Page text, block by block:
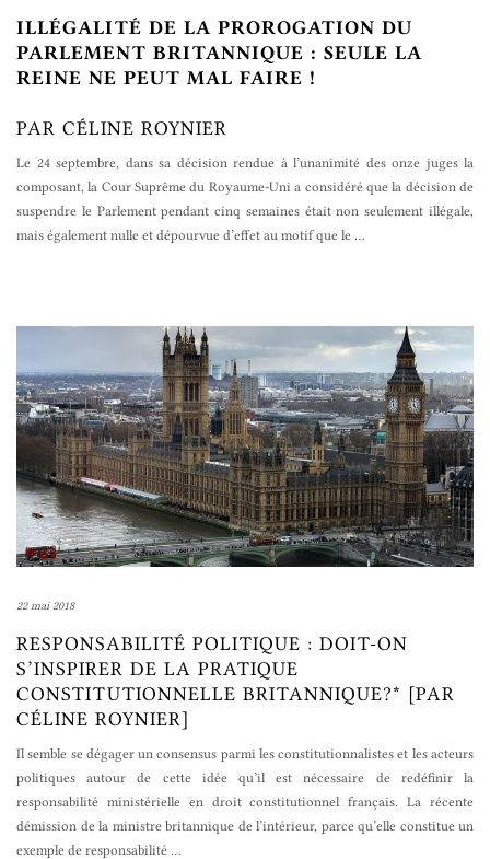
ILLÉGALITÉ DE LA PROROGATION DU
PARLEMENT BRITANNIQUE : SEULE LA
REINE NE PEUT MAL FAIRE !
PAR CÉLINE ROYNIER
Le 24 septembre, dans sa décision rendue à l’unanimité des onze juges la
composant, la Cour Suprême du Royaume-Uni a considéré que la décision de
suspendre le Parlement pendant cinq semaines était non seulement illégale,
mais également nulle et dépourvue d’effet au motif que le …
22 mai 2018
RESPONSABILITÉ POLITIQUE : DOIT-ON
S’INSPIRER DE LA PRATIQUE
CONSTITUTIONNELLE BRITANNIQUE?* [PAR
CÉLINE ROYNIER]
Il semble se dégager un consensus parmi les constitutionnalistes et les acteurs
politiques autour de cette idée qu’il est nécessaire de redéfinir la
responsabilité ministérielle en droit constitutionnel français. La récente
démission de la ministre britannique de l’intérieur, parce qu’elle constitue un
exemple de responsabilité …